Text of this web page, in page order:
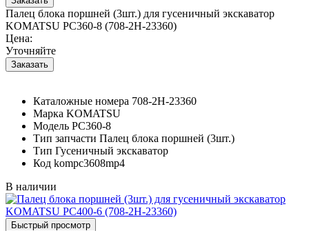
Палец блока поршней (3шт.) для гусеничный экскаватор
KOMATSU PC360-8 (708-2H-23360)
Цена:
Уточняйте
Каталожные номера 708-2H-23360
Марка KOMATSU
Модель PC360-8
Тип запчасти Палец блока поршней (3шт.)
Тип Гусеничный экскаватор
Код kompc3608mp4
В наличии